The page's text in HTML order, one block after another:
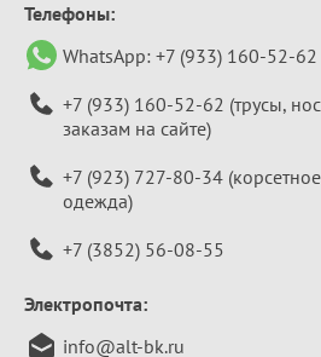
Телефоны:
WhatsApp: +7 (933) 160-52-62
+7 (933) 160-52-62 (трусы,
заказам на сайте)
+7 (923) 727-80-34
одежда)
+7 (3852) 56-08-55
Электропочта:
info@alt-bk.ru